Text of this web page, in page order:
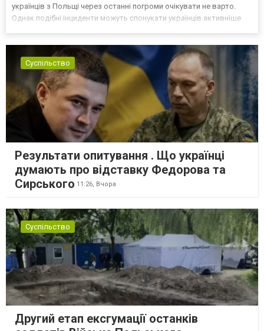
українців з Польщі через останні погроми очікувати не варто.
Однак подібні інциденти можуть спонукати українців активніше
Суспільство
Результати опитування . Що українці
думають про відставку Федорова та
Сирського 11:26, Вчора
Суспільство
Другий етап ексгумації останків